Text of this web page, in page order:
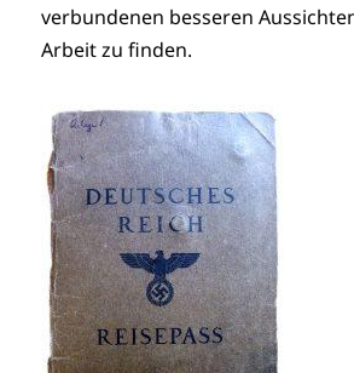
verbundenen besseren
Arbeit zu finden.